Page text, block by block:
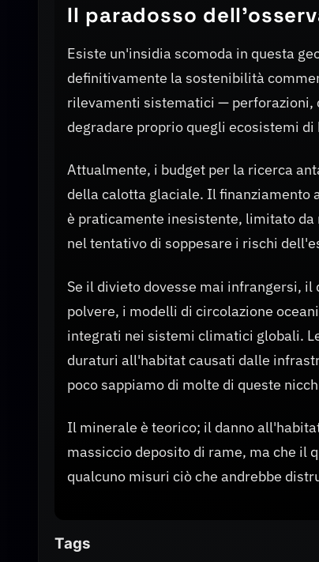
Il paradosso
Esiste un'insidia scomoda in questa
definitivamente la sostenibilità
rilevamenti sistematici — perforazioni,
degradare proprio quegli ecosistemi
Attualmente, i budget per la ricerca
della calotta glaciale. Il finanziamento
è praticamente inesistente, limitato
nel tentativo di soppesare i rischi
Se il divieto dovesse mai infrangersi,
polvere, i modelli di circolazione
integrati nei sistemi climatici globali.
duraturi all'habitat causati dalle
poco sappiamo di molte di queste
Il minerale è teorico; il danno
massiccio deposito di rame, ma che il
qualcuno misuri ciò che andrebbe
Tags